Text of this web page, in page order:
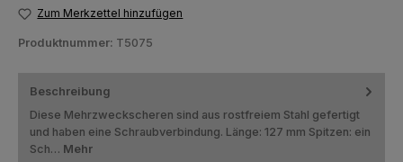
Zum Merkzettel hinzufügen
Produktnummer: T5075
Beschreibung
Diese Mehrzweckscheren sind aus rostfreiem Stahl gefertigt
und haben eine Schraubverbindung. Länge: 127 mm Spitzen: ein
Sch… Mehr